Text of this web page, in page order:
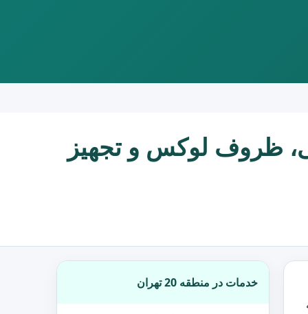
و صندلی، ظروف لوکس و تجهیز
خدمات در منطقه 20 تهران